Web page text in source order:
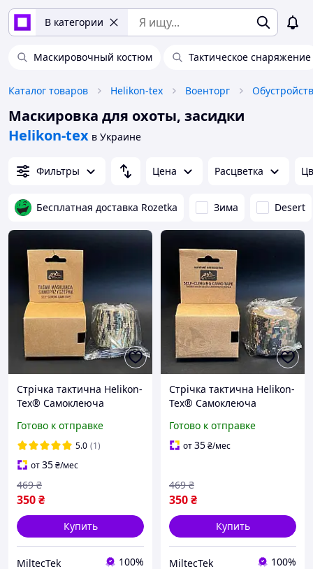
В категории
Маскировочный костюм Тактическое снаряжение
Каталог товаров Helikon-tex Военторг
Маскировка для охоты, засидки
Helikon-tex в Украине
Фильтры Цена Расцветка
Бесплатная доставка Rozetka Зима Desert
Стрічка тактична Helikon-
Tex® Самоклеюча
спорядження 5см Піксель
Self-Clinging Camo Tape -
USMC UCP
Готово к отправке
5.0 (1)
от35₴/мес
350₴
469 ₴
Купить
MiltecTek 100%
Стрічка тактична Helikon-
Tex® Самоклеюча
спорядження 5см Self-
Clinging Camo Tape -
Готово к отправке
от35₴/мес
350₴
469 ₴
Купить
MiltecTek 100%